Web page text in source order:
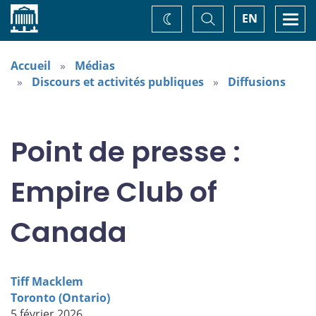
Accueil EN
Basculer
la
recherche
Changez
de
Accueil
Médias
Discours et activités publiques
Diffusions
Point de presse :
Empire Club of
Canada
Tiff Macklem
Toronto (Ontario)